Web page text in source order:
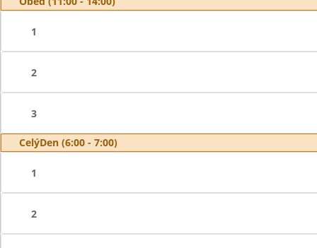
1
2
3
CelýDen (6:00 - 7:00)
1
2